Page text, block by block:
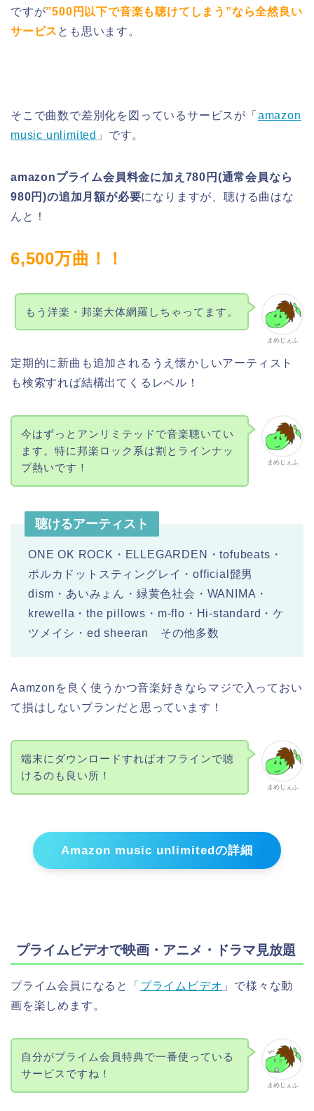
ですが”500円以下で音楽も聴けてしまう”なら全然良い
サービス とも思います。
そこで曲数で差別化を図っているサービスが「 amazon
music unlimited 」です。
amazonプライム会員料金に加え780円(通常会員なら
980円)の追加月額が必要になりますが、聴ける曲はな
んと！
6,500万曲！！
まめじぇふ
もう洋楽・邦楽大体網羅しちゃってます。
定期的に新曲も追加されるうえ懐かしいアーティスト
も検索すれば結構出てくるレベル！
まめじぇふ
今はずっとアンリミテッドで音楽聴いてい
ます。特に邦楽ロック系は割とラインナッ
プ熱いです！
聴けるアーティスト
ONE OK ROCK・ELLEGARDEN・tofubeats・
ポルカドットスティングレイ・official髭男
dism・あいみょん・緑黄色社会・WANIMA・
krewella・the pillows・m-flo・Hi-standard・ケ
ツメイシ・ed sheeran その他多数
Aamzonを良く使うかつ音楽好きならマジで入っておい
て損はしないプランだと思っています！
まめじぇふ
端末にダウンロードすればオフラインで聴
けるのも良い所！
Amazon music unlimitedの詳細
プライムビデオで映画・アニメ・ドラマ見放題
プライム会員になると「 プライムビデオ 」で様々な動
画を楽しめます。
まめじぇふ
自分がプライム会員特典で一番使っている
サービスですね！